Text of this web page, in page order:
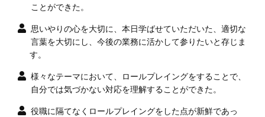
ことができた。
思いやりの心を大切に、本日学ばせていただいた、適切な
言葉を大切にし、今後の業務に活かして参りたいと存じま
す。
様々なテーマにおいて、ロールプレイングをすることで、
自分では気づかない対応を理解することができた。
役職に隔てなくロールプレイングをした点が新鮮であっ